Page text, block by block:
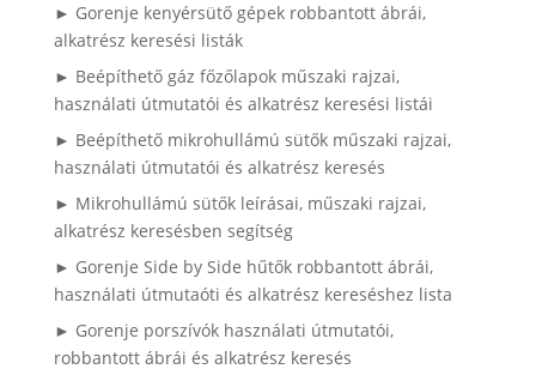
► Gorenje kenyérsütő gépek robbantott ábrái,
alkatrész keresési listák
► Beépíthető gáz főzőlapok műszaki rajzai,
használati útmutatói és alkatrész keresési listái
► Beépíthető mikrohullámú sütők műszaki rajzai,
használati útmutatói és alkatrész keresés
► Mikrohullámú sütők leírásai, műszaki rajzai,
alkatrész keresésben segítség
► Gorenje Side by Side hűtők robbantott ábrái,
használati útmutaóti és alkatrész kereséshez lista
► Gorenje porszívók használati útmutatói,
robbantott ábrái és alkatrész keresés